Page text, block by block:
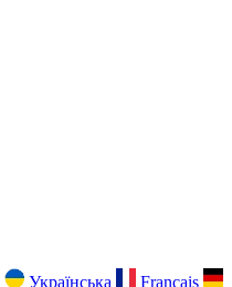
Українська
Français